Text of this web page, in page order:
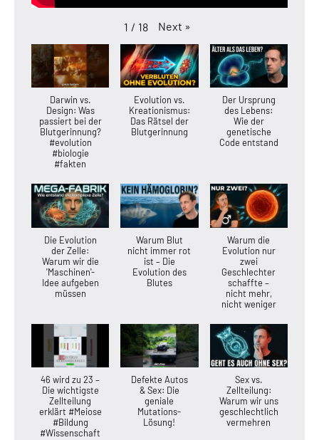
1 / 18 Next »
Darwin vs.
Design: Was
passiert bei der
Blutgerinnung?
#evolution
#biologie
#fakten
Evolution vs.
Kreationismus:
Das Rätsel der
Blutgerinnung
Der Ursprung
des Lebens:
Wie der
genetische
Code entstand
Die Evolution
der Zelle:
Warum wir die
'Maschinen'-
Idee aufgeben
müssen
Warum Blut
nicht immer rot
ist – Die
Evolution des
Blutes
Warum die
Evolution nur
zwei
Geschlechter
schaffte –
nicht mehr,
nicht weniger
46 wird zu 23 –
Die wichtigste
Zellteilung
erklärt #Meiose
#Bildung
#Wissenschaft
Defekte Autos
& Sex: Die
geniale
Mutations-
Lösung!
Sex vs.
Zellteilung:
Warum wir uns
geschlechtlich
vermehren